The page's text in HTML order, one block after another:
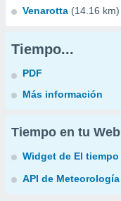
Venarotta (14.16 km)
Tiempo...
PDF
Más información
Tiempo en tu Web
Widget de El tiempo
API de Meteorología